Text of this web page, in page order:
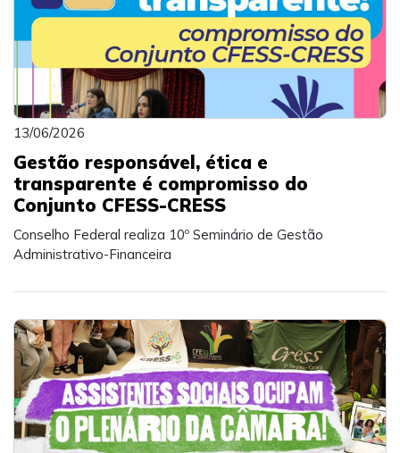
13/06/2026
Gestão responsável, ética e
transparente é compromisso do
Conjunto CFESS-CRESS
Conselho Federal realiza 10º Seminário de Gestão
Administrativo-Financeira